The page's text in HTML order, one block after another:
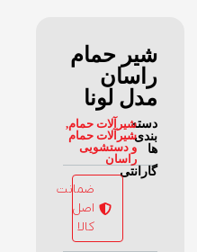
شیر حمام
راسان
مدل لونا
دسته
بندی
ها
شیرآلات حمام,
شیرآلات حمام
و دستشویی
راسان
گارانتی
ضمانت
اصل
کالا